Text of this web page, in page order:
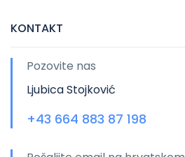
KONTAKT
Pozovite nas
Ljubica Stojković
+43 664 883 87 198